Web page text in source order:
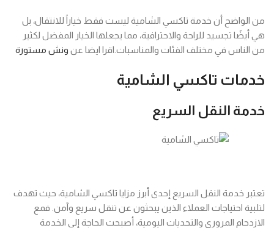
من الواضح أن خدمة تاكسي الشامية ليست فقط خياراً للانتقال، بل
هي أيضًا تجسيد للراحة والاحترافية، مما يجعلها الخيار المفضل لكثير
من الناس في مختلف الفئات والمناسبات.اقرا ايضا عن ونش مستورة
خدمات تاكسي الشامية
خدمة النقل السريع
تعتبر خدمة النقل السريع إحدى أبرز مزايا تاكسي الشامية، حيث تهدف
لتلبية احتياجات العملاء الذين يبحثون عن تنقل سريع وآمن. فمع
الازدحام المروري والتحديات اليومية، أصبحت الحاجة إلى الخدمة